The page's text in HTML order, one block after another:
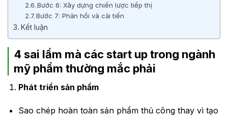
Bước 6: Xây dựng chiến lược tiếp thị
Bước 7: Phản hồi và cải tiến
Kết luận
4 sai lầm mà các start up trong ngành
mỹ phẩm thường mắc phải
Phát triển sản phẩm
Sao chép hoàn toàn sản phẩm thủ công thay vì tạo